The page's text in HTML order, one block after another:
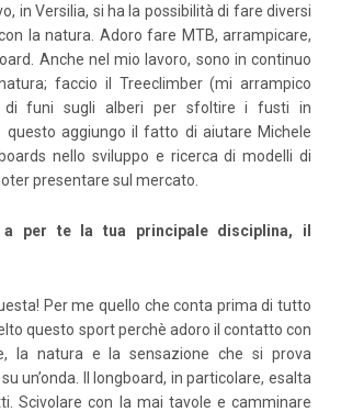
in Versilia, si ha la possibilità di fare diversi
la natura. Adoro fare MTB, arrampicare,
Anche nel mio lavoro, sono in continuo
faccio il Treeclimber (mi arrampico
di funi sugli alberi per sfoltire i fusti in
questo aggiungo il fatto di aiutare Michele
nello sviluppo e ricerca di modelli di
presentare sul mercato.
a per te la tua principale disciplina, il
Per me quello che conta prima di tutto
questo sport perchè adoro il contatto con
la natura e la sensazione che si prova
un’onda. Il longboard, in particolare, esalta
Scivolare con la mai tavole e camminare